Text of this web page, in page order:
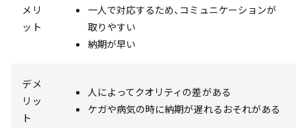
メリ
ット
一人で対応するため、コミュニケーションが
取りやすい
納期が早い
デメ
リッ
ト
人によってクオリティの差がある
ケガや病気の時に納期が遅れるおそれがある